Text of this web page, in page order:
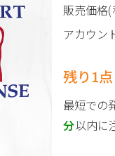
販売価格(
アカウン
残り1
最短での
分以内に